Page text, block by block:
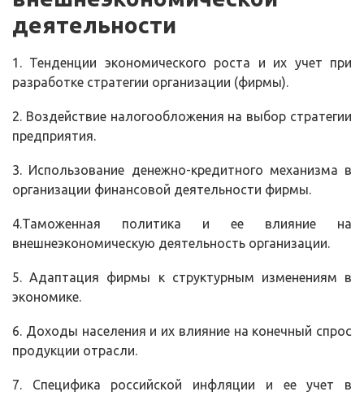
деятельности
1. Тенденции экономического роста и их учет при
разработке стратегии организации (фирмы).
2. Воздействие налогообложения на выбор стратегии
предприятия.
3. Использование денежно-кредитного механизма в
организации финансовой деятельности фирмы.
4.Таможенная политика и ее влияние на
внешнеэкономическую деятельность организации.
5. Адаптация фирмы к структурным изменениям в
экономике.
6. Доходы населения и их влияние на конечный спрос
продукции отрасли.
7. Специфика российской инфляции и ее учет в